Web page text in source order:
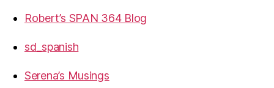
Robert’s SPAN 364 Blog
sd_spanish
Serena’s Musings